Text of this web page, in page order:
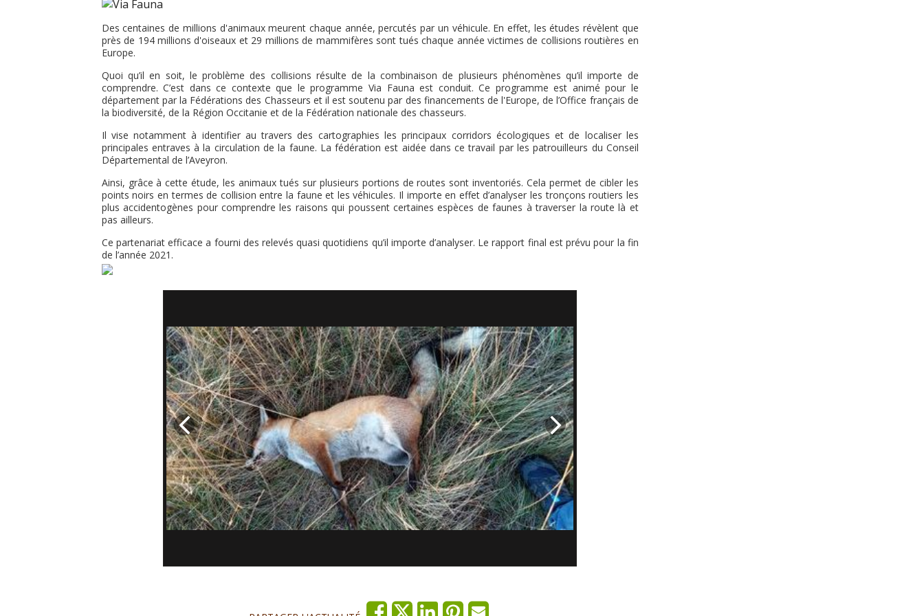
Des centaines de millions d'animaux meurent chaque année, percutés par un véhicule. En effet, les études révèlent que
près de 194 millions d'oiseaux et 29 millions de mammifères sont tués chaque année victimes de collisions routières en
Europe.
Quoi qu’il en soit, le problème des collisions résulte de la combinaison de plusieurs phénomènes qu’il importe de
comprendre. C’est dans ce contexte que le programme Via Fauna est conduit. Ce programme est animé pour le
département par la Fédérations des Chasseurs et il est soutenu par des financements de l'Europe, de l’Office français de
la biodiversité, de la Région Occitanie et de la Fédération nationale des chasseurs.
Il vise notamment à identifier au travers des cartographies les principaux corridors écologiques et de localiser les
principales entraves à la circulation de la faune. La fédération est aidée dans ce travail par les patrouilleurs du Conseil
Départemental de l’Aveyron.
Ainsi, grâce à cette étude, les animaux tués sur plusieurs portions de routes sont inventoriés. Cela permet de cibler les
points noirs en termes de collision entre la faune et les véhicules. Il importe en effet d’analyser les tronçons routiers les
plus accidentogènes pour comprendre les raisons qui poussent certaines espèces de faunes à traverser la route là et
pas ailleurs.
Ce partenariat efficace a fourni des relevés quasi quotidiens qu’il importe d’analyser. Le rapport final est prévu pour la fin
de l’année 2021.